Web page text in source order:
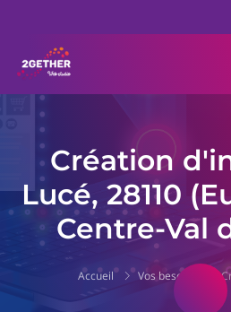
Création
Lucé, 28110
Centre-Val
Accueil Vos besoins